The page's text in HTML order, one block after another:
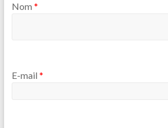
Nom *
E-mail *